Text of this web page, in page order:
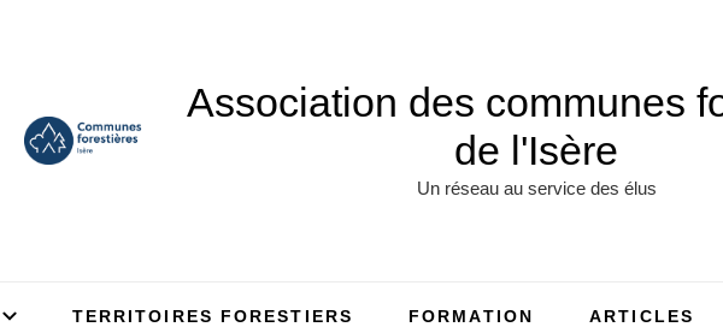
Association des communes
de l'Isère
Un réseau au service des élus
TERRITOIRES FORESTIERS FORMATION
ARTICLES